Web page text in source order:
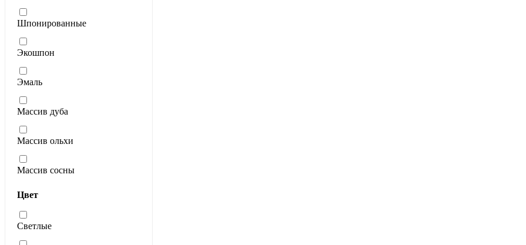
Шпонированные
Экошпон
Эмаль
Массив дуба
Массив ольхи
Массив сосны
Цвет
Светлые